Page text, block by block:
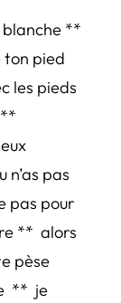
blanche **
ton pied
les pieds
pas
pas pour
** alors
pèse
** je